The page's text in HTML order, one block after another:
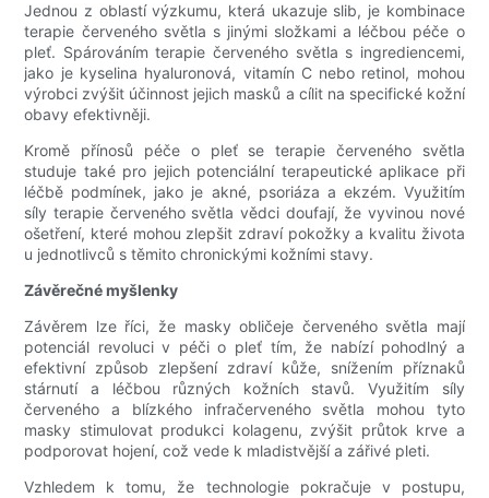
Jednou z oblastí výzkumu, která ukazuje slib, je kombinace
terapie červeného světla s jinými složkami a léčbou péče o
pleť. Spárováním terapie červeného světla s ingrediencemi,
jako je kyselina hyaluronová, vitamín C nebo retinol, mohou
výrobci zvýšit účinnost jejich masků a cílit na specifické kožní
obavy efektivněji.
Kromě přínosů péče o pleť se terapie červeného světla
studuje také pro jejich potenciální terapeutické aplikace při
léčbě podmínek, jako je akné, psoriáza a ekzém. Využitím
síly terapie červeného světla vědci doufají, že vyvinou nové
ošetření, které mohou zlepšit zdraví pokožky a kvalitu života
u jednotlivců s těmito chronickými kožními stavy.
Závěrečné myšlenky
Závěrem lze říci, že masky obličeje červeného světla mají
potenciál revoluci v péči o pleť tím, že nabízí pohodlný a
efektivní způsob zlepšení zdraví kůže, snížením příznaků
stárnutí a léčbou různých kožních stavů. Využitím síly
červeného a blízkého infračerveného světla mohou tyto
masky stimulovat produkci kolagenu, zvýšit průtok krve a
podporovat hojení, což vede k mladistvější a zářivé pleti.
Vzhledem k tomu, že technologie pokračuje v postupu,